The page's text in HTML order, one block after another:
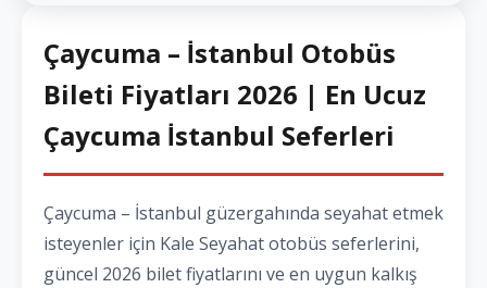
Çaycuma – İstanbul Otobüs
Bileti Fiyatları 2026 | En Ucuz
Çaycuma İstanbul Seferleri
Çaycuma – İstanbul güzergahında seyahat etmek
isteyenler için Kale Seyahat otobüs seferlerini,
güncel 2026 bilet fiyatlarını ve en uygun kalkış